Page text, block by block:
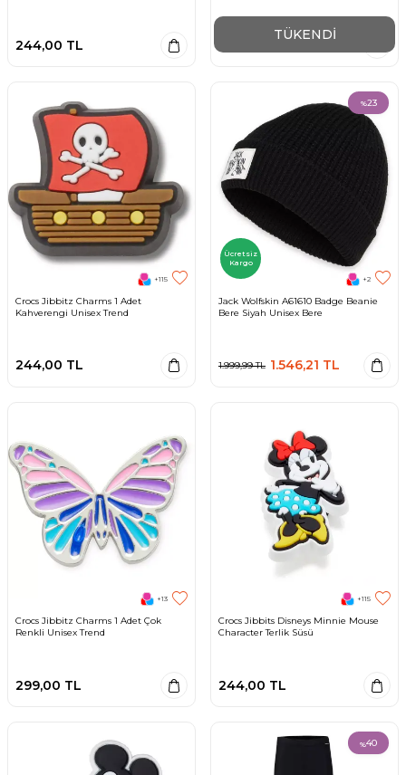
244,00 TL
TÜKENDI
+115
Crocs Jibbitz Charms 1 Adet
Kahverengi Unisex Trend
244,00 TL
%23
Ücretsiz
Kargo
+2
Jack Wolfskin A61610 Badge Beanie
Bere Siyah Unisex Bere
1.999,99TL 1.546,21 TL
+13
Crocs Jibbitz Charms 1 Adet Çok
Renkli Unisex Trend
299,00 TL
+115
Crocs Jibbits Disneys Minnie Mouse
Character Terlik Süsü
244,00 TL
%40